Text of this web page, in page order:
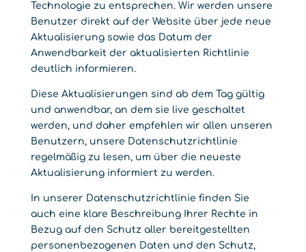
Technologie zu entsprechen. Wir werden unsere
Benutzer direkt auf der Website über jede neue
Aktualisierung sowie das Datum der
Anwendbarkeit der aktualisierten Richtlinie
deutlich informieren.
Diese Aktualisierungen sind ab dem Tag gültig
und anwendbar, an dem sie live geschaltet
werden, und daher empfehlen wir allen unseren
Benutzern, unsere Datenschutzrichtlinie
regelmäßig zu lesen, um über die neueste
Aktualisierung informiert zu werden.
In unserer Datenschutzrichtlinie finden Sie
auch eine klare Beschreibung Ihrer Rechte in
Bezug auf den Schutz aller bereitgestellten
personenbezogenen Daten und den Schutz,